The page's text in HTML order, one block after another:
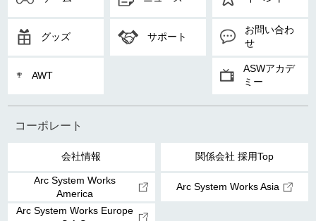
グッズ サポート
お問い合わ
せ
AWT
ASWアカデ
ミー
コーポレート
会社情報 関係会社 採用Top
Arc System Works
America
Arc System Works Asia
Arc System Works Europe